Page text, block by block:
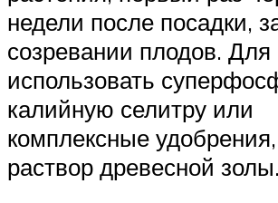
недели после посадки,
созревании плодов. Для
использовать
калийную селитру или
комплексные
раствор древесной золы.